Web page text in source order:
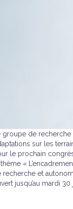
groupe de recherche
sur les
le prochain
«
recherche et
jusqu’au mardi 30